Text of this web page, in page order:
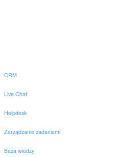
CRM
Live Chat
Helpdesk
Zarządzanie zadaniami
Baza wiedzy